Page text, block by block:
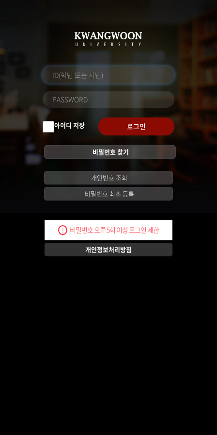
아이디 저장 로그인
비밀번호 찾기
개인번호 조회
비밀번호 최초 등록
! 비밀번호 오류 5회 이상 로그인 제한
개인정보처리방침